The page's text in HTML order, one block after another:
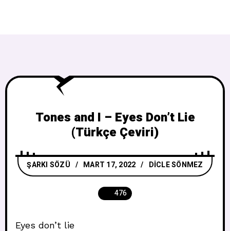
Tones and I – Eyes Don’t Lie
(Türkçe Çeviri)
ŞARKI SÖZÜ MART 17, 2022 DICLE SÖNMEZ
476
Eyes don’t lie